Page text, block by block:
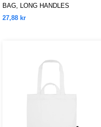
BAG, LONG HANDLES
27,88 kr